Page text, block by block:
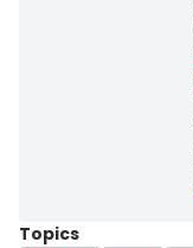
Topics